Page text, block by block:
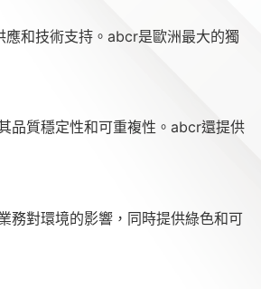
和技術支持。abcr是歐洲最大的獨
品質穩定性和可重複性。abcr還提供
務對環境的影響，同時提供綠色和可